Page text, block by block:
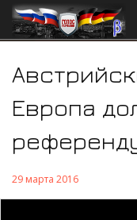
Европа
29 марта 2016